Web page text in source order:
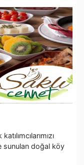
sunulan doğal köy